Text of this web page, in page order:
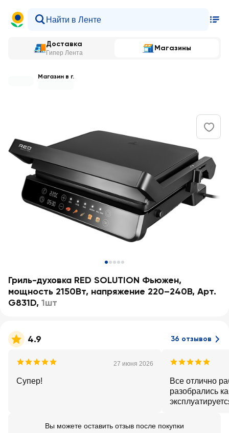
Доставка
Гипер Лента
Магазины
Магазин в г.
Гриль-духовка RED SOLUTION Фьюжен,
мощность 2150Вт, напряжение 220–240В, Арт.
G831D, 1шт
4.9 36 отзывов
27 июня 2026
Супер!
Все отлично
разобрались
Вы можете оставить отзыв после покупки